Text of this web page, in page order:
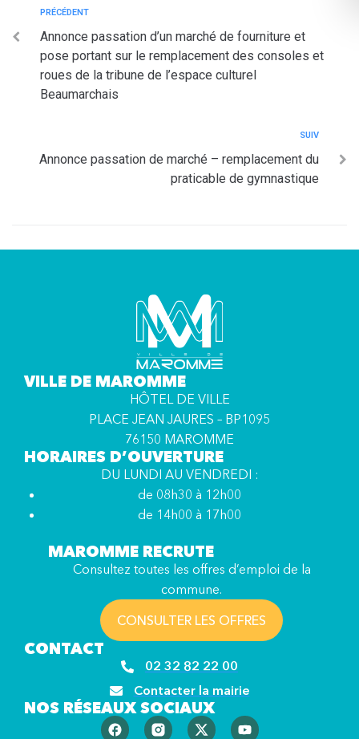
PRÉCÉDENT
Annonce passation d’un marché de fourniture et
pose portant sur le remplacement des consoles et
roues de la tribune de l’espace culturel
Beaumarchais
SUIV
Annonce passation de marché – remplacement du
praticable de gymnastique
VILLE DE MAROMME
HÔTEL DE VILLE
PLACE JEAN JAURES – BP1095
76150 MAROMME
HORAIRES D’OUVERTURE
DU LUNDI AU VENDREDI :
de 08h30 à 12h00
de 14h00 à 17h00
MAROMME RECRUTE
Consultez toutes les offres d’emploi de la
commune.
CONSULTER LES OFFRES
CONTACT
02 32 82 22 00
Contacter la mairie
NOS RÉSEAUX SOCIAUX